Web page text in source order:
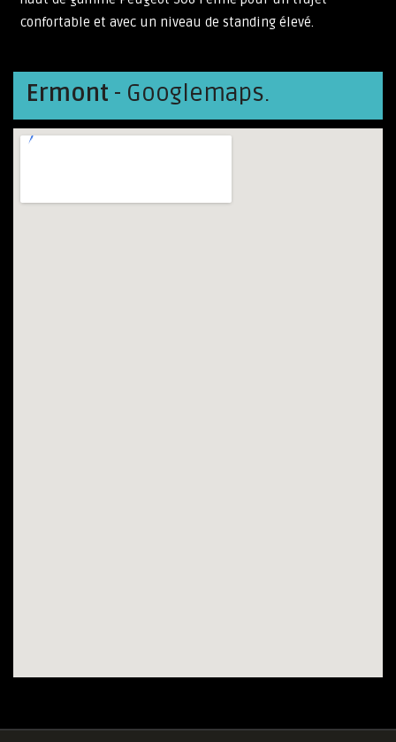
confortable et avec un niveau de standing élevé.
Ermont - Googlemaps.